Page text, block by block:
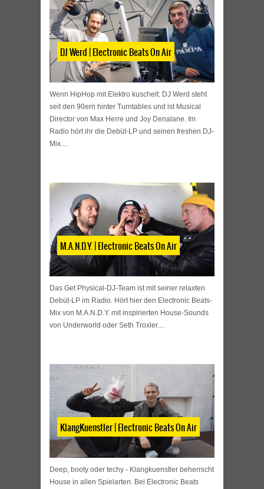
DJ Werd | Electronic Beats On Air
Wenn HipHop mit Elektro kuschelt: DJ Werd steht
seit den 90ern hinter Turntables und ist Musical
Director von Max Herre und Joy Denalane. Im
Radio hört ihr die Debüt-LP und seinen freshen DJ-
Mix....
M.A.N.D.Y. | Electronic Beats On Air
Das Get Physical-DJ-Team ist mit seiner relaxten
Debüt-LP im Radio. Hört hier den Electronic Beats-
Mix von M.A.N.D.Y. mit inspirierten House-Sounds
von Underworld oder Seth Troxler....
KlangKuenstler | Electronic Beats On Air
Deep, booty oder techy - Klangkuenstler beherrscht
House in allen Spielarten. Bei Electronic Beats